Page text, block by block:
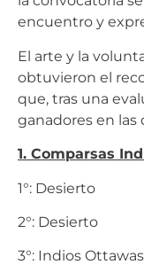
encuentro y
El arte y la
obtuvieron el
que, tras una
ganadores en las
1. Comparsas
1°: Desierto
2°: Desierto
3°: Indios Ottawas